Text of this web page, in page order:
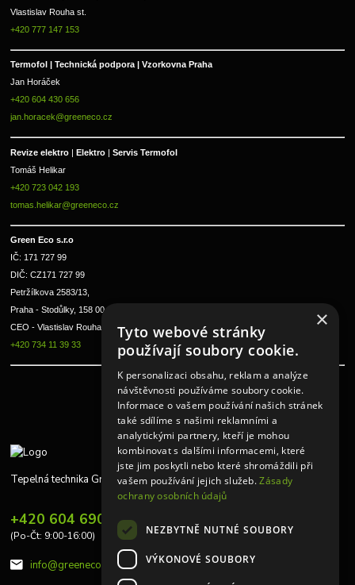
Vlastislav Rouha st.
+420 777 147 153
Termofol | Technická podpora | Vzorkovna Praha
Jan Horáček
+420 604 430 656
jan.horacek@greeneco.cz
Revize elektro | Elektro | Servis Termofol
Tomáš Helikar
+420 723 042 193
tomas.helikar@greeneco.cz
Green Eco s.r.o
IČ: 171 727 99
DIČ: CZ171 727 99
Petržílkova 2583/13,
Praha - Stodůlky, 158 00
CEO - Vlastislav Rouha ml.
+420 734 11 39 33
Tepelná technika Greeneco
+420 604 690 848
(Po-Čt: 9:00-16:00)
info@greeneco.cz
×
Tyto webové stránky
používají soubory cookie.
K personalizaci obsahu, reklam a analýze
návštěvnosti používáme soubory cookie.
Informace o vašem používání našich stránek
také sdílíme s našimi reklamními a
analytickými partnery, kteří je mohou
kombinovat s dalšími informacemi, které
jste jim poskytli nebo které shromáždili při
vašem používání jejich služeb.Zásady
ochrany osobních údajů
NEZBYTNĚ NUTNÉ SOUBORY
VÝKONOVÉ SOUBORY